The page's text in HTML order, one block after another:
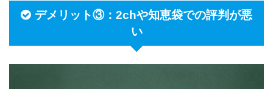
デメリット③：2chや知恵袋での評判が悪
い